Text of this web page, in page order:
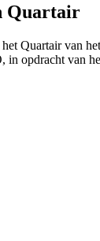
Quartair
Quartair van
opdracht van